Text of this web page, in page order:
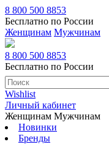
8 800 500 8853
Бесплатно по России
Женщинам Мужчинам
8 800 500 8853
Бесплатно по России
Wishlist
Личный кабинет
Женщинам Мужчинам
Новинки
Бренды